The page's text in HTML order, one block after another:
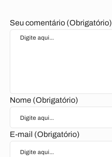
Seu comentário (Obrigatório)
Nome (Obrigatório)
E-mail (Obrigatório)